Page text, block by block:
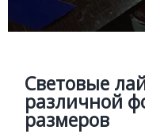
Световые
различной
размеров